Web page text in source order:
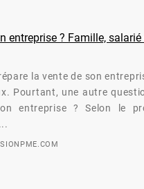
entreprise ? Famille,
la vente de son
Pourtant, une autre
entreprise ? Selon le